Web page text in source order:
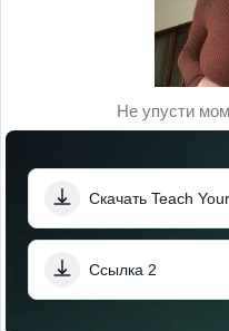
Не упусти
Ссылка 2